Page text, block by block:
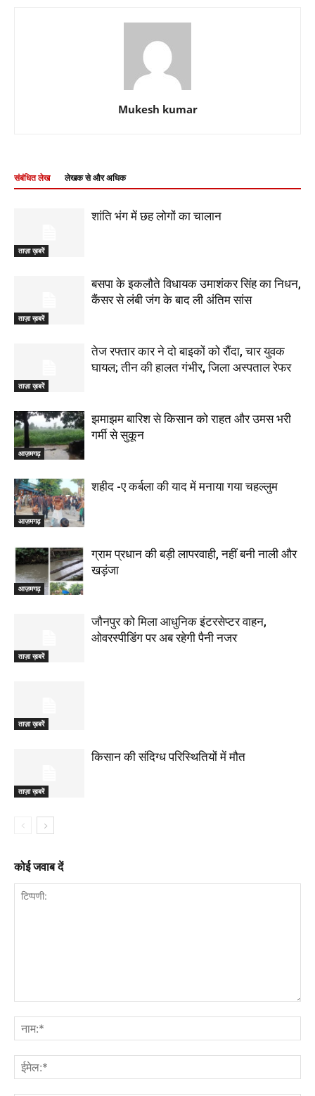
Mukesh kumar
संबंधित लेख लेखक से और अधिक
ताज़ा ख़बरें
शांति भंग में छह लोगों का चालान
ताज़ा ख़बरें
बसपा के इकलौते विधायक उमाशंकर सिंह का निधन,
कैंसर से लंबी जंग के बाद ली अंतिम सांस
ताज़ा ख़बरें
तेज रफ्तार कार ने दो बाइकों को रौंदा, चार युवक
घायल; तीन की हालत गंभीर, जिला अस्पताल रेफर
आज़मगढ़
झमाझम बारिश से किसान को राहत और उमस भरी
गर्मी से सुकून
आज़मगढ़
शहीद -ए कर्बला की याद में मनाया गया चहल्लुम
आज़मगढ़
ग्राम प्रधान की बड़ी लापरवाही, नहीं बनी नाली और
खड़ंजा
ताज़ा ख़बरें
जौनपुर को मिला आधुनिक इंटरसेप्टर वाहन,
ओवरस्पीडिंग पर अब रहेगी पैनी नजर
ताज़ा ख़बरें
ताज़ा ख़बरें
किसान की संदिग्ध परिस्थितियों में मौत
कोई जवाब दें